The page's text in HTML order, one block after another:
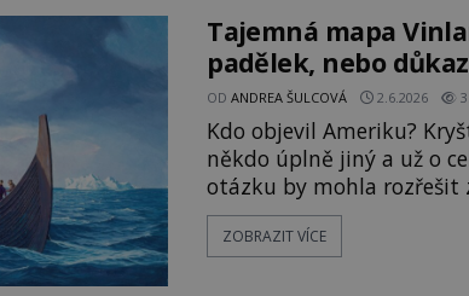
Tajemná mapa
padělek, nebo
historii?
ODANDREA ŠULCOVÁ 2.6.2026
Kdo objevil Ameriku?
někdo úplně jiný a už o
otázku by mohla rozřešit
Vinlandu objevená v
z počátku 15. století.
ZOBRAZIT VÍCE